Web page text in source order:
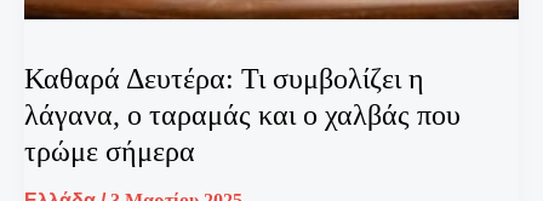
Καθαρά Δευτέρα: Τι συμβολίζει η
λάγανα, ο ταραμάς και ο χαλβάς που
τρώμε σήμερα